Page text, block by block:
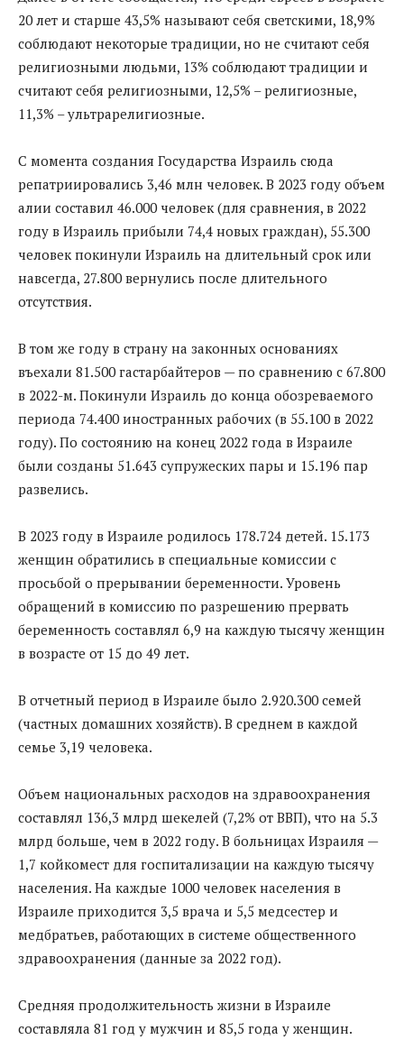
20 лет и старше 43,5% называют себя светскими, 18,9%
соблюдают некоторые традиции, но не считают себя
религиозными людьми, 13% соблюдают традиции и
считают себя религиозными, 12,5% – религиозные,
11,3% – ультрарелигиозные.
С момента создания Государства Израиль сюда
репатриировались 3,46 млн человек. В 2023 году объем
алии составил 46.000 человек (для сравнения, в 2022
году в Израиль прибыли 74,4 новых граждан), 55.300
человек покинули Израиль на длительный срок или
навсегда, 27.800 вернулись после длительного
отсутствия.
В том же году в страну на законных основаниях
въехали 81.500 гастарбайтеров — по сравнению с 67.800
в 2022-м. Покинули Израиль до конца обозреваемого
периода 74.400 иностранных рабочих (в 55.100 в 2022
году). По состоянию на конец 2022 года в Израиле
были созданы 51.643 супружеских пары и 15.196 пар
развелись.
В 2023 году в Израиле родилось 178.724 детей. 15.173
женщин обратились в специальные комиссии с
просьбой о прерывании беременности. Уровень
обращений в комиссию по разрешению прервать
беременность составлял 6,9 на каждую тысячу женщин
в возрасте от 15 до 49 лет.
В отчетный период в Израиле было 2.920.300 семей
(частных домашних хозяйств). В среднем в каждой
семье 3,19 человека.
Объем национальных расходов на здравоохранения
составлял 136,3 млрд шекелей (7,2% от ВВП), что на 5.3
млрд больше, чем в 2022 году. В больницах Израиля —
1,7 койкомест для госпитализации на каждую тысячу
населения. На каждые 1000 человек населения в
Израиле приходится 3,5 врача и 5,5 медсестер и
медбратьев, работающих в системе общественного
здравоохранения (данные за 2022 год).
Средняя продолжительность жизни в Израиле
составляла 81 год у мужчин и 85,5 года у женщин.